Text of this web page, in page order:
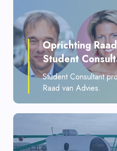
Oprichting
Student
Student Consultant
Raad van Advies.